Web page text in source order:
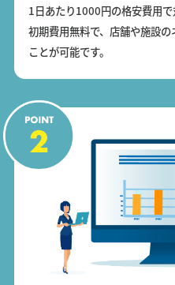
1日あたり1000円の格安費用で
初期費用無料で、店舗や施設
ことが可能です。